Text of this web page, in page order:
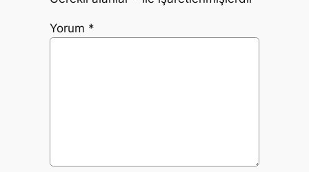
Yorum *